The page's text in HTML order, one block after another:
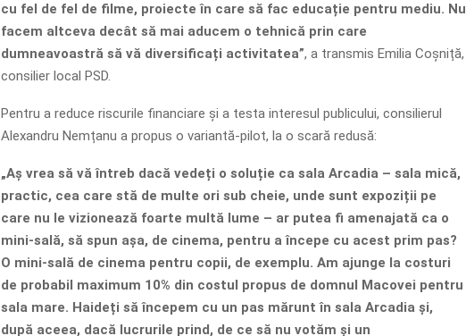
cu fel de fel de filme, proiecte în care să fac educație pentru mediu. Nu
facem altceva decât să mai aducem o tehnică prin care
dumneavoastră să vă diversificați activitatea”, a transmis Emilia Coșniță,
consilier local PSD.
Pentru a reduce riscurile financiare și a testa interesul publicului, consilierul
Alexandru Nemțanu a propus o variantă-pilot, la o scară redusă:
„Aș vrea să vă întreb dacă vedeți o soluție ca sala Arcadia – sala mică,
practic, cea care stă de multe ori sub cheie, unde sunt expoziții pe
care nu le vizionează foarte multă lume – ar putea fi amenajată ca o
mini-sală, să spun așa, de cinema, pentru a începe cu acest prim pas?
O mini-sală de cinema pentru copii, de exemplu. Am ajunge la costuri
de probabil maximum 10% din costul propus de domnul Macovei pentru
sala mare. Haideți să începem cu un pas mărunt în sala Arcadia și,
după aceea, dacă lucrurile prind, de ce să nu votăm și un